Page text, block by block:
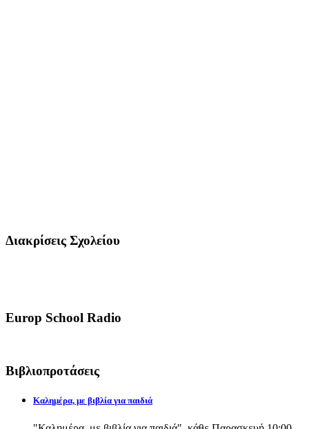
Διακρίσεις Σχολείου
Europ School Radio
Βιβλιοπροτάσεις
Καλημέρα, με βιβλία για παιδιά